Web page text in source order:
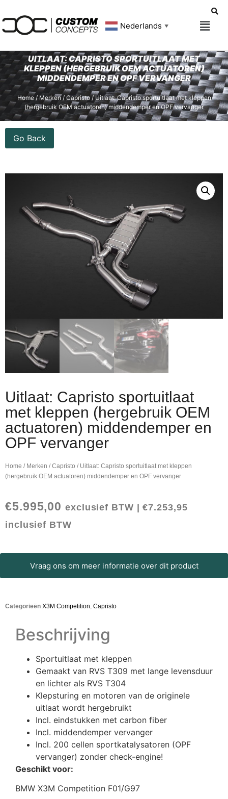
Nederlands ▼
UITLAAT: CAPRISTO SPORTUITLAAT MET
KLEPPEN (HERGEBRUIK OEM ACTUATOREN)
MIDDENDEMPER EN OPF VERVANGER
Home/Merken/ Capristo/ Uitlaat: Capristo sportuitlaat met kleppen
(hergebruik OEM actuatoren) middendemper en OPF vervanger
Go Back
Uitlaat: Capristo sportuitlaat
met kleppen (hergebruik OEM
actuatoren) middendemper en
OPF vervanger
Home / Merken /Capristo / Uitlaat: Capristo sportuitlaat met kleppen
(hergebruik OEM actuatoren) middendemper en OPF vervanger
€5.995,00 exclusief BTW |€7.253,95
inclusief BTW
Vraag ons om meer informatie over dit product
Categorieën X3M Competition Capristo
Beschrijving
Sportuitlaat met kleppen
Gemaakt van RVS T309 met lange levensduur
en lichter als RVS T304
Klepsturing en motoren van de originele
uitlaat wordt hergebruikt
Incl. eindstukken met carbon fiber
Incl. middendemper vervanger
Incl. 200 cellen sportkatalysatoren (OPF
vervanger) zonder check-engine!
Geschikt voor:
BMW X3M Competition F01/G97